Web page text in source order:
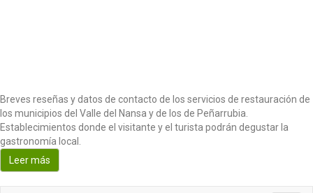
Breves reseñas y datos de contacto de los servicios de restauración de
los municipios del Valle del Nansa y de los de Peñarrubia.
Establecimientos donde el visitante y el turista podrán degustar la
gastronomía local.
Leer más